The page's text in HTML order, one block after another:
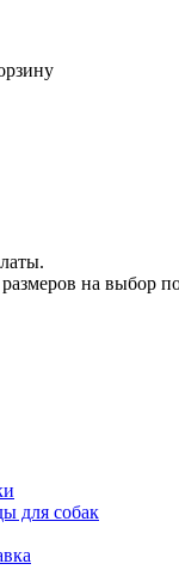
размеров на
для собак